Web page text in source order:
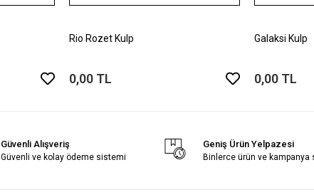
Rio Rozet Kulp
0,00 TL
Galaksi Kulp
0,00 TL
Güvenli Alışveriş
Güvenli ve kolay ödeme sistemi
Geniş Ürün Yelpazesi
Binlerce ürün ve kampanya